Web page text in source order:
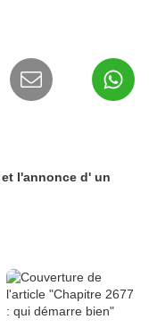
l'annonce d' un